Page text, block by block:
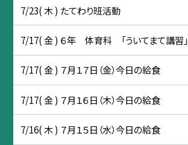
7/23( 木 ) たてわり班活動
7/17( 金 ) ６年 体育科 「ういてまて講習」
7/17( 金 ) ７月１７日（金）今日の給食
7/17( 金 ) ７月１６日（木）今日の給食
7/16( 木 ) ７月１５日（水）今日の給食